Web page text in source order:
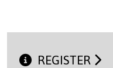
REGISTER